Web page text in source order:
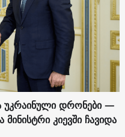
უკრაინული დრონები —
მინისტრი კიევში ჩავიდა